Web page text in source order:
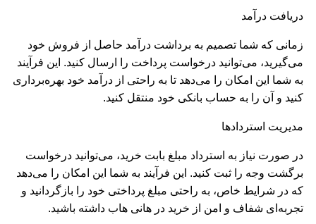
دریافت درآمد
زمانی که شما تصمیم به برداشت درآمد حاصل از فروش خود
می‌گیرید، می‌توانید درخواست پرداخت را ارسال کنید. این فرآیند
به شما این امکان را می‌دهد تا به راحتی از درآمد خود بهره‌برداری
کنید و آن را به حساب بانکی خود منتقل کنید.
مدیریت استردادها
در صورت نیاز به استرداد مبلغ بابت خرید، می‌توانید درخواست
برگشت وجه را ثبت کنید. این فرآیند به شما این امکان را می‌دهد
که در شرایط خاص، به راحتی مبلغ پرداختی خود را بازگردانید و
تجربه‌ای شفاف و امن از خرید در هانی هاب داشته باشید.